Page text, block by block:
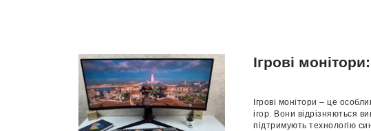
Ігрові
Ігрові монітори – це
ігор. Вони відрізняються
підтримують технологію